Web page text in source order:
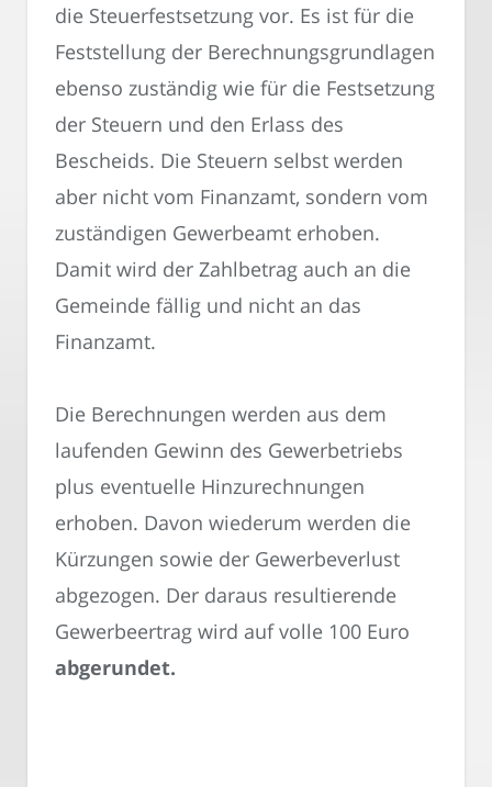
die Steuerfestsetzung vor. Es ist für die
Feststellung der Berechnungsgrundlagen
ebenso zuständig wie für die Festsetzung
der Steuern und den Erlass des
Bescheids. Die Steuern selbst werden
aber nicht vom Finanzamt, sondern vom
zuständigen Gewerbeamt erhoben.
Damit wird der Zahlbetrag auch an die
Gemeinde fällig und nicht an das
Finanzamt.
Die Berechnungen werden aus dem
laufenden Gewinn des Gewerbetriebs
plus eventuelle Hinzurechnungen
erhoben. Davon wiederum werden die
Kürzungen sowie der Gewerbeverlust
abgezogen. Der daraus resultierende
Gewerbeertrag wird auf volle 100 Euro
abgerundet.